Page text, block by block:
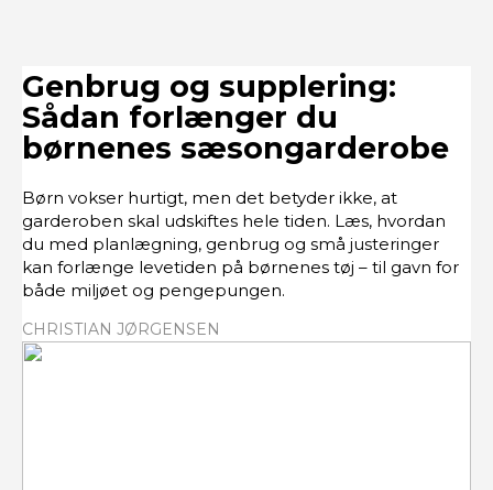
Genbrug og supplering:
Sådan forlænger du
børnenes sæsongarderobe
Børn vokser hurtigt, men det betyder ikke, at
garderoben skal udskiftes hele tiden. Læs, hvordan
du med planlægning, genbrug og små justeringer
kan forlænge levetiden på børnenes tøj – til gavn for
både miljøet og pengepungen.
CHRISTIAN JØRGENSEN